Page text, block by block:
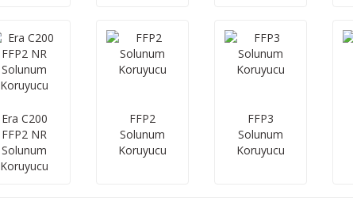
Era C200
FFP2 NR
Solunum
Koruyucu
FFP2
Solunum
Koruyucu
FFP3
Solunum
Koruyucu